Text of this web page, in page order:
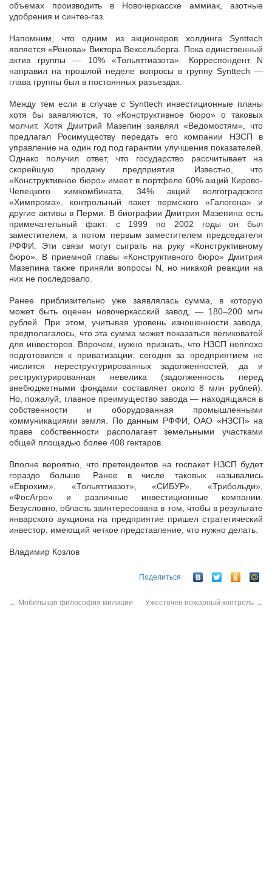
объемах производить в Новочеркасске аммиак, азотные
удобрения и синтез-газ.
Напомним, что одним из акционеров холдинга Synttech
является «Ренова» Виктора Вексельберга. Пока единственный
актив группы — 10% «Тольяттиазота». Корреспондент N
направил на прошлой неделе вопросы в группу Synttech —
глава группы был в постоянных разъездах.
Между тем если в случае с Synttech инвестиционные планы
хотя бы заявляются, то «Конструктивное бюро» о таковых
молчит. Хотя Дмитрий Мазепин заявлял «Ведомостям», что
предлагал Росимуществу передать его компании НЗСП в
управление на один год под гарантии улучшения показателей.
Однако получил ответ, что государство рассчитывает на
скорейшую продажу предприятия. Известно, что
«Конструктивное бюро» имеет в портфеле 60% акций Кирово-
Чепецкого химкомбината, 34% акций волгоградского
«Химпрома», контрольный пакет пермского «Галогена» и
другие активы в Перми. В биографии Дмитрия Мазепина есть
примечательный факт: с 1999 по 2002 годы он был
заместителем, а потом первым заместителем председателя
РФФИ. Эти связи могут сыграть на руку «Конструктивному
бюро». В приемной главы «Конструктивного бюро» Дмитрия
Мазепина также приняли вопросы N, но никакой реакции на
них не последовало.
Ранее приблизительно уже заявлялась сумма, в которую
может быть оценен новочеркасский завод, — 180–200 млн
рублей. При этом, учитывая уровень изношенности завода,
предполагалось, что эта сумма может показаться великоватой
для инвесторов. Впрочем, нужно признать, что НЗСП неплохо
подготовился к приватизации: сегодня за предприятием не
числится нереструктурированных задолженностей, да и
реструктурированная невелика (задолженность перед
внебюджетными фондами составляет около 8 млн рублей).
Но, пожалуй, главное преимущество завода — находящаяся в
собственности и оборудованная промышленными
коммуникациями земля. По данным РФФИ, ОАО «НЗСП» на
праве собственности располагает земельными участками
общей площадью более 408 гектаров.
Вполне вероятно, что претендентов на госпакет НЗСП будет
гораздо больше. Ранее в числе таковых назывались
«Еврохим», «Тольяттиазот», «СИБУР», «Трибольди»,
«ФосАгро» и различные инвестиционные компании.
Безусловно, область заинтересована в том, чтобы в результате
январского аукциона на предприятие пришел стратегический
инвестор, имеющий четкое представление, что нужно делать.
Владимир Козлов
Поделиться
← Мобильная философия милиции Ужесточен пожарный контроль →